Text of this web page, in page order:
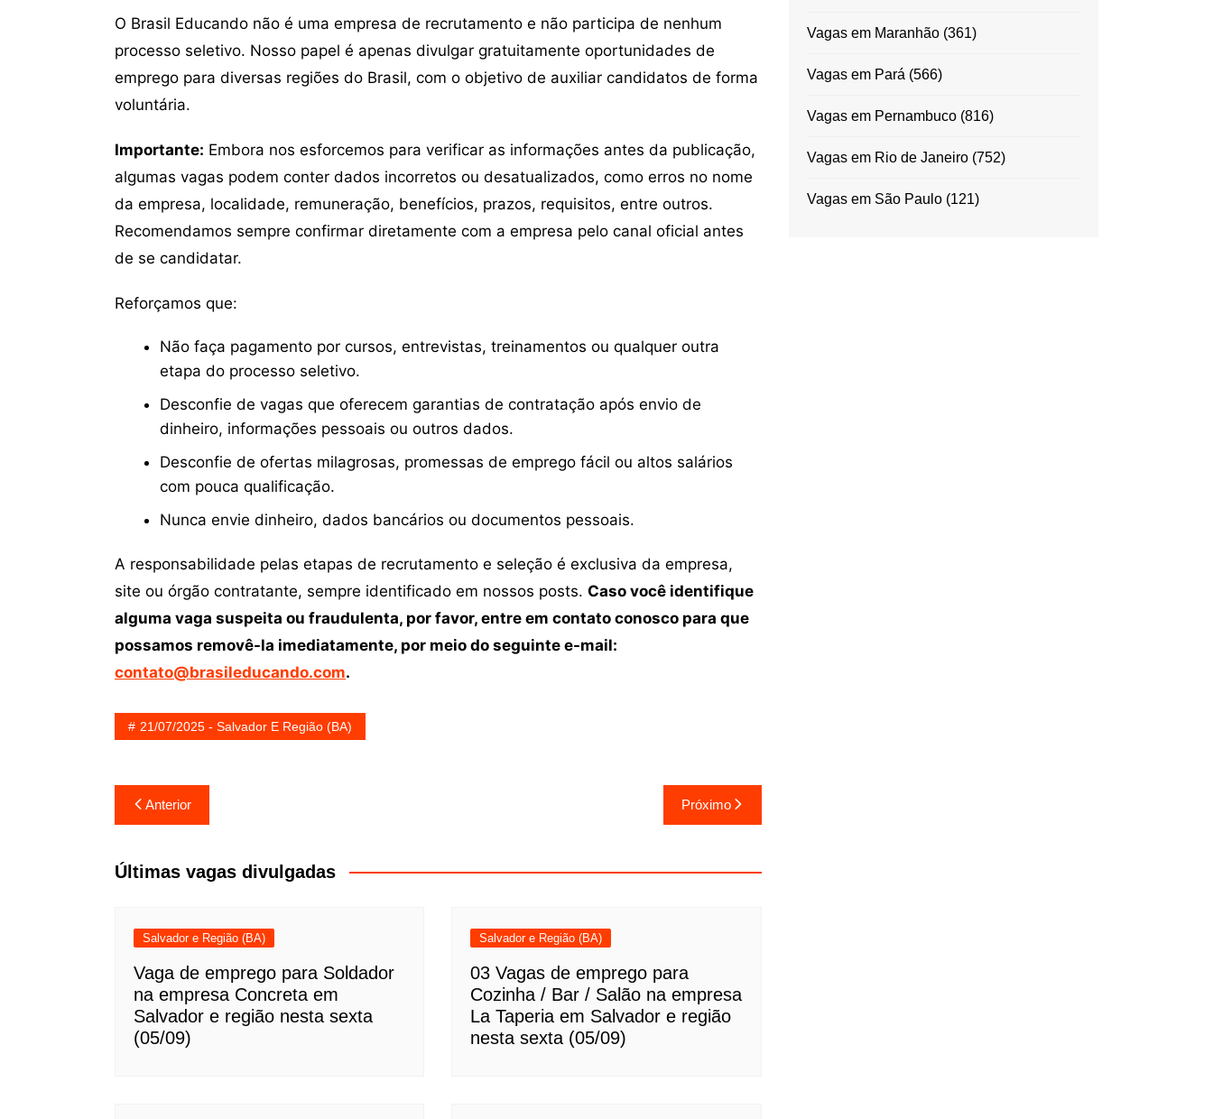
O Brasil Educando não é uma empresa de recrutamento e não participa de nenhum
processo seletivo. Nosso papel é apenas divulgar gratuitamente oportunidades de
emprego para diversas regiões do Brasil, com o objetivo de auxiliar candidatos de forma
voluntária.
Importante: Embora nos esforcemos para verificar as informações antes da publicação,
algumas vagas podem conter dados incorretos ou desatualizados, como erros no nome
da empresa, localidade, remuneração, benefícios, prazos, requisitos, entre outros.
Recomendamos sempre confirmar diretamente com a empresa pelo canal oficial antes
de se candidatar.
Reforçamos que:
Não faça pagamento por cursos, entrevistas, treinamentos ou qualquer outra
etapa do processo seletivo.
Desconfie de vagas que oferecem garantias de contratação após envio de
dinheiro, informações pessoais ou outros dados.
Desconfie de ofertas milagrosas, promessas de emprego fácil ou altos salários
com pouca qualificação.
Nunca envie dinheiro, dados bancários ou documentos pessoais.
A responsabilidade pelas etapas de recrutamento e seleção é exclusiva da empresa,
site ou órgão contratante, sempre identificado em nossos posts. Caso você identifique
alguma vaga suspeita ou fraudulenta, por favor, entre em contato conosco para que
possamos removê-la imediatamente, por meio do seguinte e-mail:
contato@brasileducando.com.
21/07/2025 - Salvador E Região (BA)
Navegação
de
Post
Anterior Próximo
Últimas vagas divulgadas
Salvador e Região (BA)
Vaga de emprego para Soldador
na empresa Concreta em
Salvador e região nesta sexta
(05/09)
Salvador e Região (BA)
03 Vagas de emprego para
Cozinha / Bar / Salão na empresa
La Taperia em Salvador e região
nesta sexta (05/09)
Vagas em Maranhão(361)
Vagas em Pará (566)
Vagas em Pernambuco(816)
Vagas em Rio de Janeiro(752)
Vagas em São Paulo(121)